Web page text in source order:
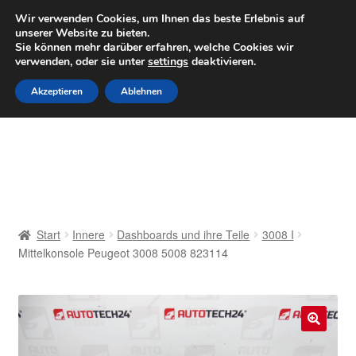
LIEFERUNG ab 6 EUR
Mo–Fr 9–16 Uhr · 0175 7465658
Zur
Navigation
springen
Zum
Inhalt
springen
Beschwerdeordnung
Datenschutz-Bestimmungen
Start Innere Dashboards und ihre Teile
3008 I
Mittelkonsole Peugeot 3008 5008 823114
🔍
Wir verwenden Cookies, um Ihnen das beste Erlebnis auf
unserer Website zu bieten.
Sie können mehr darüber erfahren, welche Cookies wir
verwenden, oder sie untersettings deaktivieren.
Akzeptieren Ablehnen